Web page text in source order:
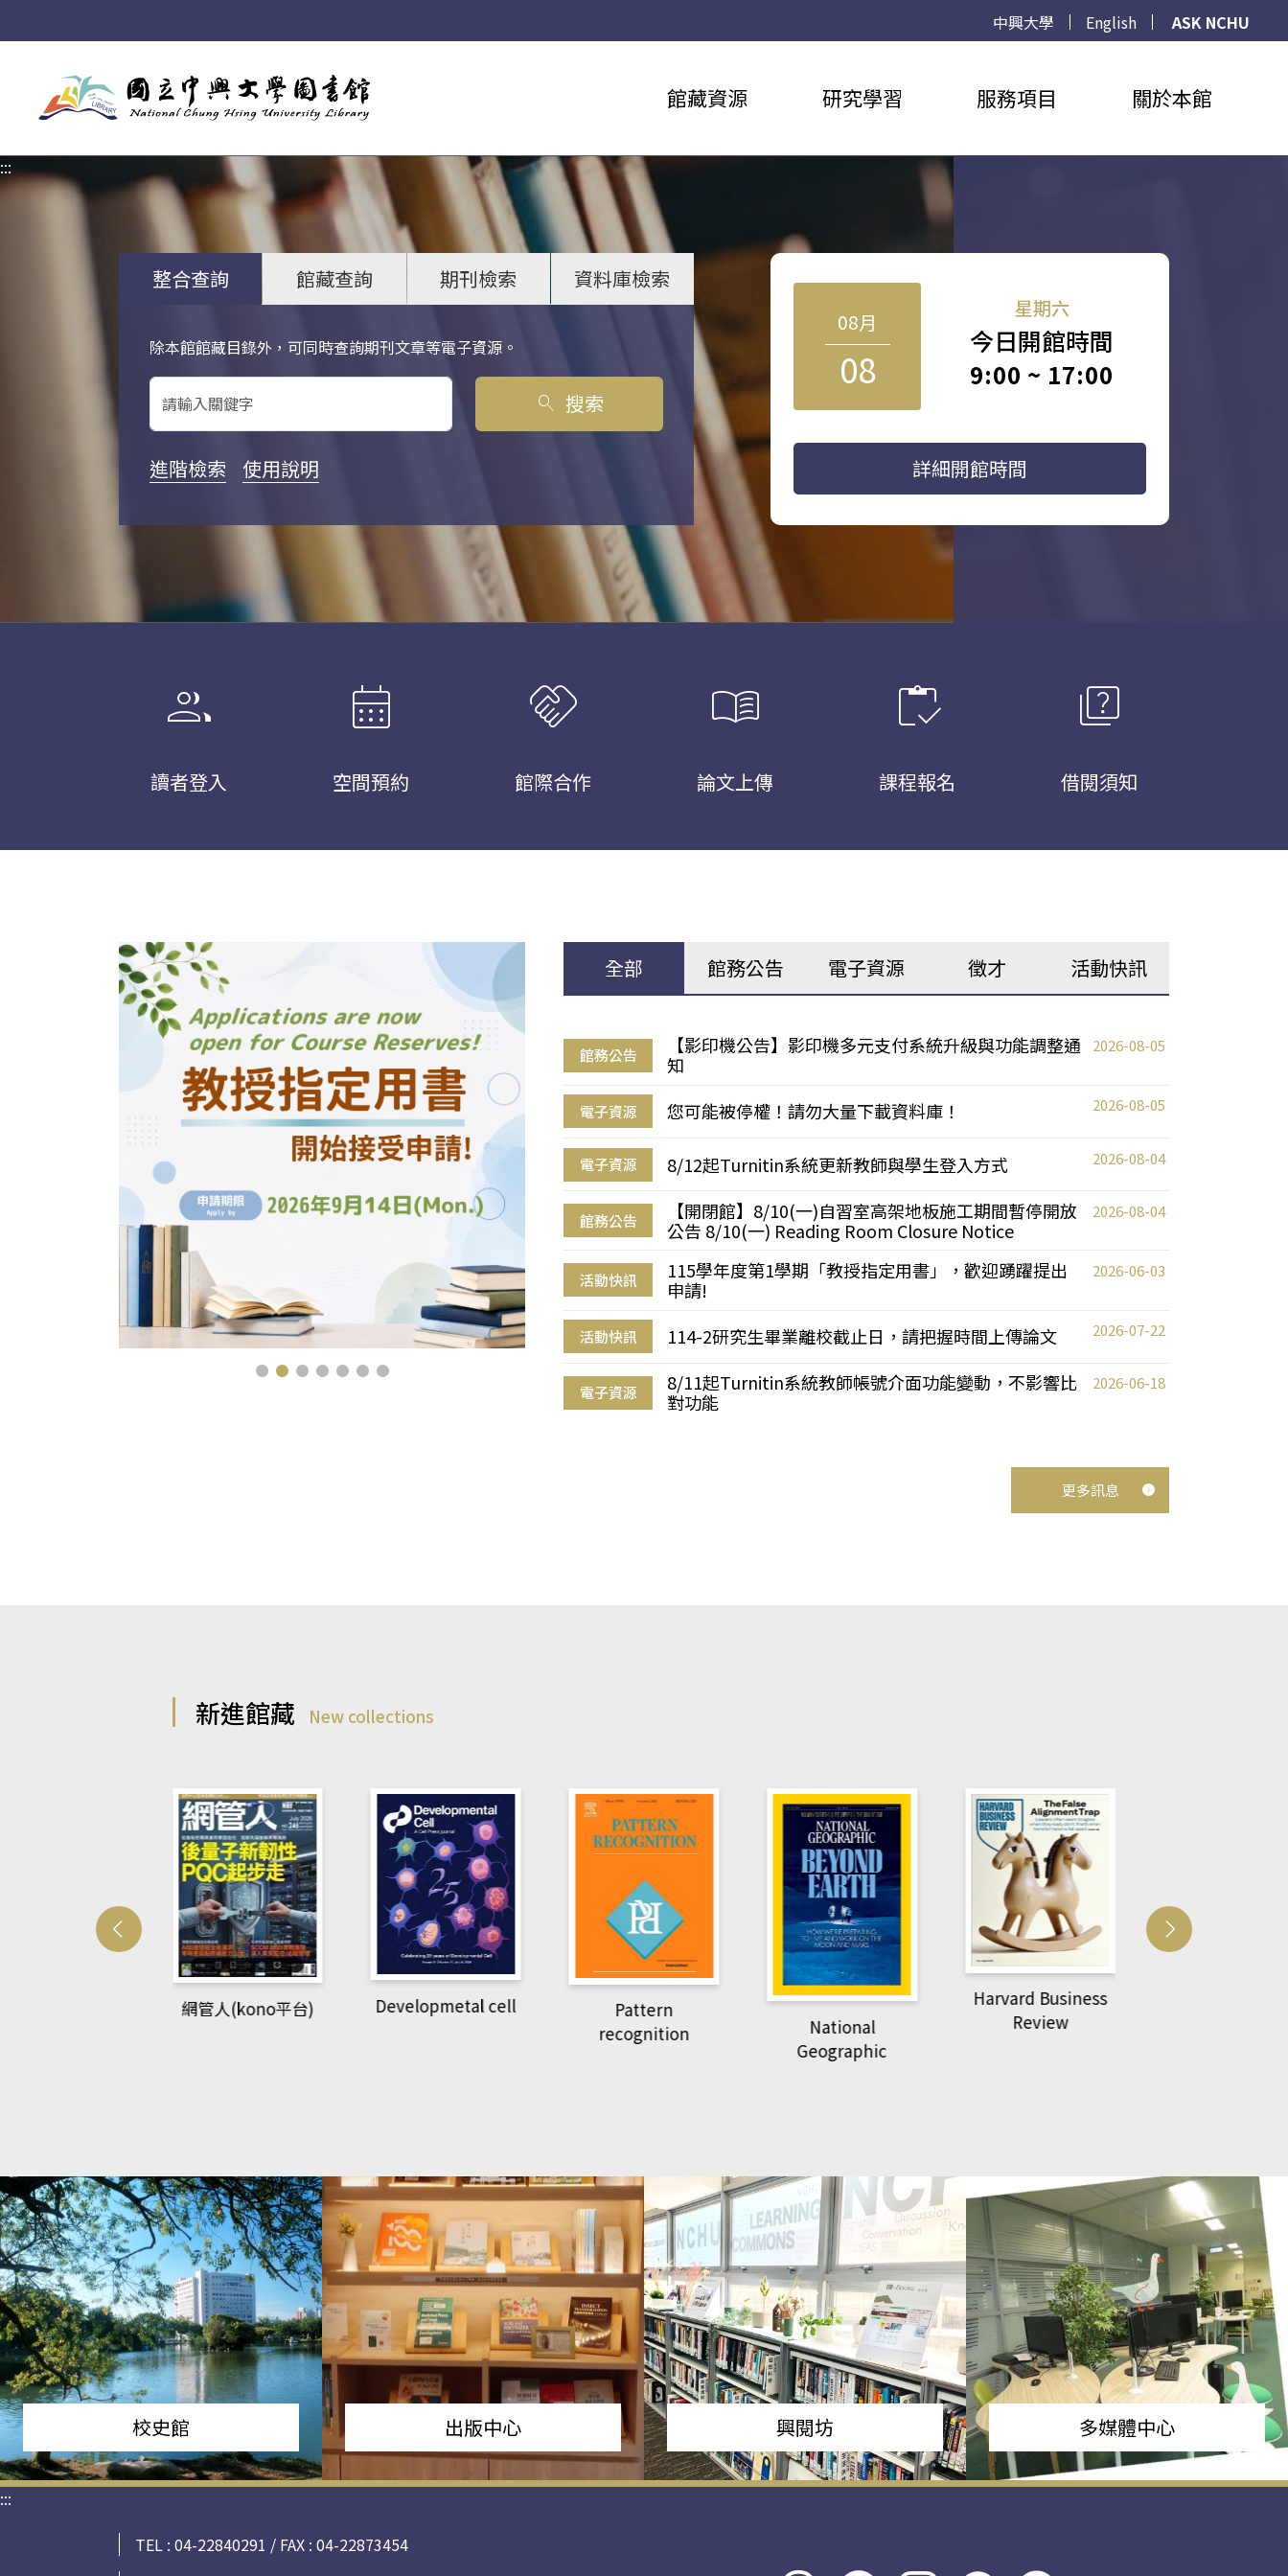
中興大學 English
ASK NCHU
館藏資源 研究學習 服務項目 關於本館
:::
整合查詢 館藏查詢 期刊檢索 資料庫檢索
除本館館藏目錄外，可同時查詢期刊文章等電子資源。
關鍵字搜尋
search 搜索
進階檢索 使用說明
08月
08
星期六
今日開館時間
9:00 ~ 17:00
詳細開館時間
group
讀者登入
calendar_month
空間預約
handshake
館際合作
menu_book
論文上傳
inventory
課程報名
quiz
借閱須知
全部 館務公告 電子資源 徵才 活動快訊
館務公告
【影印機公告】影印機多元支付系統升級與功能調整通
知
2026-08-05
電子資源 您可能被停權！請勿大量下載資料庫！ 2026-08-05
電子資源 8/12起Turnitin系統更新教師與學生登入方式 2026-08-04
館務公告
【開閉館】8/10(一)自習室高架地板施工期間暫停開放
公告 8/10(一) Reading Room Closure Notice
2026-08-04
活動快訊
115學年度第1學期「教授指定用書」，歡迎踴躍提出
申請!
2026-06-03
活動快訊 114-2研究生畢業離校截止日，請把握時間上傳論文 2026-07-22
電子資源
8/11起Turnitin系統教師帳號介面功能變動，不影響比
對功能
2026-06-18
更多訊息
新進館藏 New collections
網管人(kono平台) Developmetal cell
Pattern
recognition
National
Geographic
Harvard Business
Review
校史館 出版中心 興閱坊 多媒體中心
:::
TEL : 04-22840291 / FAX : 04-22873454